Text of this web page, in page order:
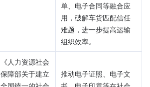
单、电子合同等融合应
用，破解车货匹配信任
难题，进一步提高运输
组织效率。
《人力资源社会
保障部关于建立
推动电子证照、电子文